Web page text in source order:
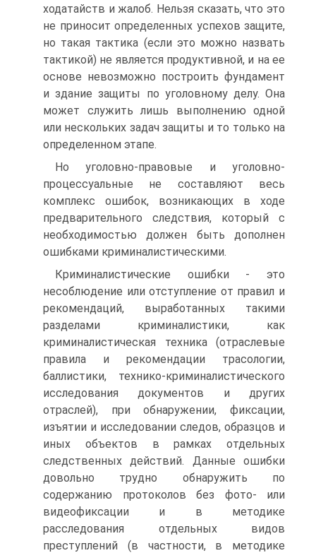
ходатайств и жалоб. Нельзя сказать, что это
не приносит определенных успехов защите,
но такая тактика (если это можно назвать
тактикой) не является продуктивной, и на ее
основе невозможно построить фундамент
и здание защиты по уголовному делу. Она
может служить лишь выполнению одной
или нескольких задач защиты и то только на
определенном этапе.
Но уголовно-правовые и уголовно-
процессуальные не составляют весь
комплекс ошибок, возникающих в ходе
предварительного следствия, который с
необходимостью должен быть дополнен
ошибками криминалистическими.
Криминалистические ошибки - это
несоблюдение или отступление от правил и
рекомендаций, выработанных такими
разделами криминалистики, как
криминалистическая техника (отраслевые
правила и рекомендации трасологии,
баллистики, технико-криминалистического
исследования документов и других
отраслей), при обнаружении, фиксации,
изъятии и исследовании следов, образцов и
иных объектов в рамках отдельных
следственных действий. Данные ошибки
довольно трудно обнаружить по
содержанию протоколов без фото- или
видеофиксации и в методике
расследования отдельных видов
преступлений (в частности, в методике